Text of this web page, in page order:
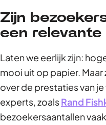
Zijn
een relevante
Laten we eerlijk zijn:
mooi uit op papier.
over de prestaties van
experts, zoalsRand
bezoekersaantallen